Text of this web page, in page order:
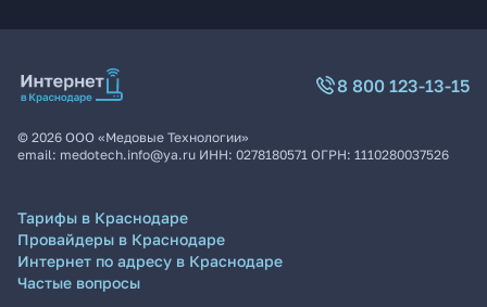
8 800 123-13-15
© 2026 ООО «Медовые Технологии»
email: medotech.info@ya.ru ИНН: 0278180571 ОГРН: 1110280037526
Тарифы в Краснодаре
Провайдеры в Краснодаре
Интернет по адресу в Краснодаре
Частые вопросы